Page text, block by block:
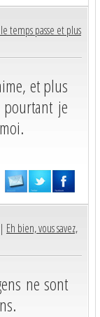
temps passe et plus
et plus
je
Eh bien, vous savez,
ne sont